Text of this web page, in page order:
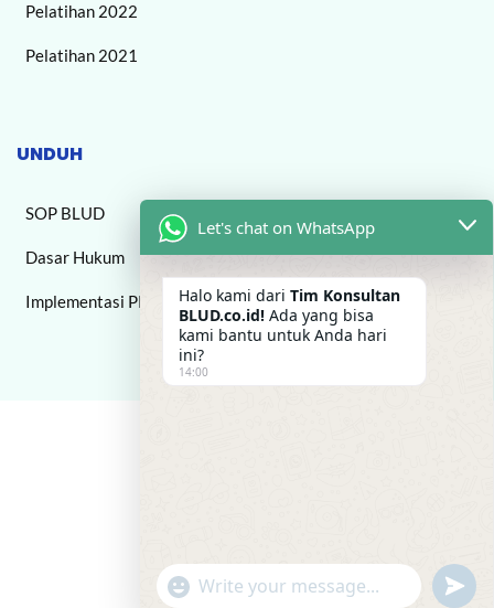
Pelatihan 2022
Pelatihan 2021
UNDUH
SOP BLUD
Dasar Hukum
Implementasi PPK BLUD
Let's chat on WhatsApp
Halo kami dari Tim Konsultan
BLUD.co.id! Ada yang bisa
kami bantu untuk Anda hari
ini?
14:00
"+chaty_settings.lang.emoji_picker+"
WhatsApp Message